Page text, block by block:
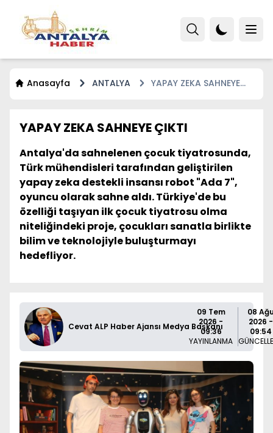
Anasayfa ANTALYA
YAPAY ZEKA SAHNEYE
YAPAY ZEKA SAHNEYE ÇIKTI
Antalya'da sahnelenen çocuk tiyatrosunda,
Türk mühendisleri tarafından geliştirilen
yapay zeka destekli insansı robot "Ada 7",
oyuncu olarak sahne aldı. Türkiye'de bu
özelliği taşıyan ilk çocuk tiyatrosu olma
niteliğindeki proje, çocukları sanatla birlikte
bilim ve teknolojiyle buluşturmayı
hedefliyor.
Cevat ALP Haber Ajansı Medya Başkanı
09 Tem
2026 -
09:36
YAYINLANMA
08
2026 -
09:54